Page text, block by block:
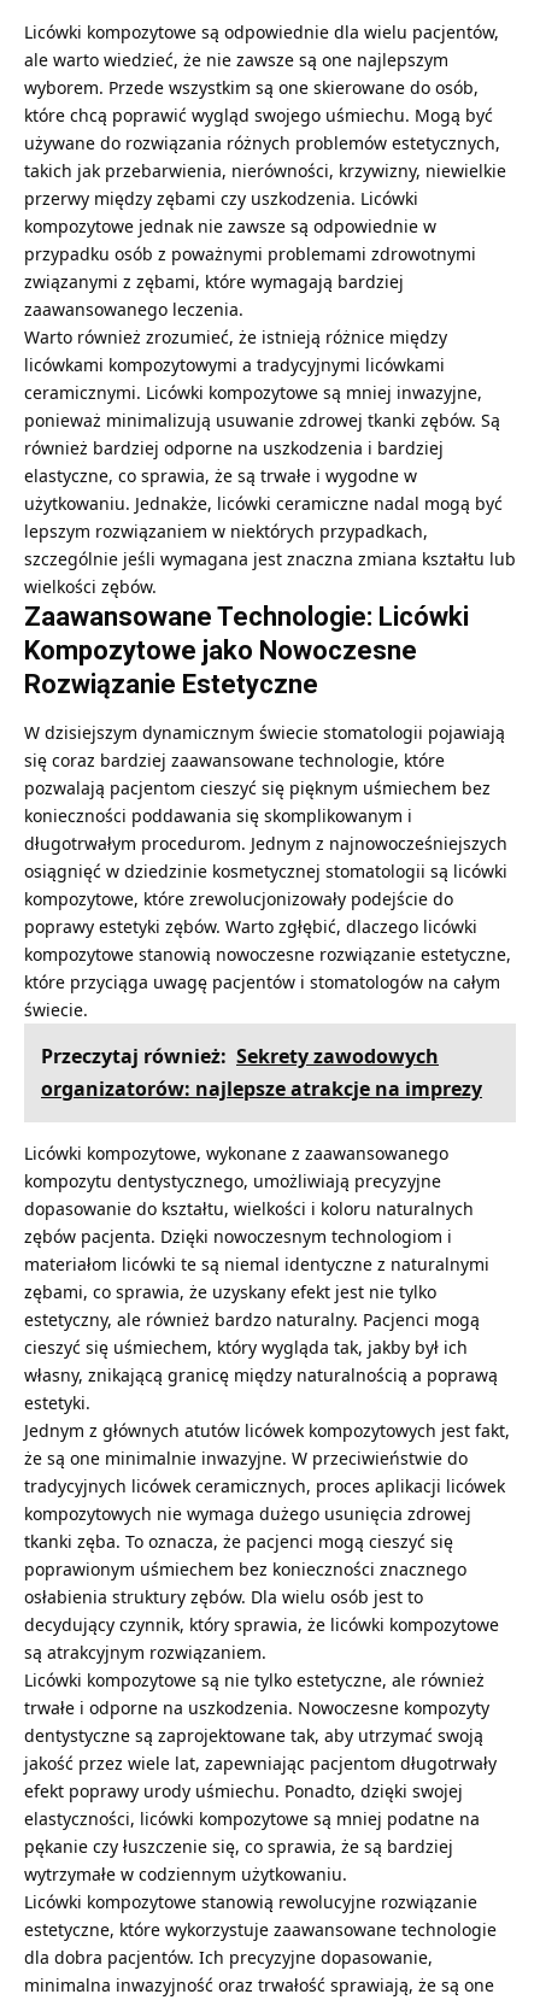
Licówki kompozytowe są odpowiednie dla wielu pacjentów,
ale warto wiedzieć, że nie zawsze są one najlepszym
wyborem. Przede wszystkim są one skierowane do osób,
które chcą poprawić wygląd swojego uśmiechu. Mogą być
używane do rozwiązania różnych problemów estetycznych,
takich jak przebarwienia, nierówności, krzywizny, niewielkie
przerwy między zębami czy uszkodzenia. Licówki
kompozytowe jednak nie zawsze są odpowiednie w
przypadku osób z poważnymi problemami zdrowotnymi
związanymi z zębami, które wymagają bardziej
zaawansowanego leczenia.
Warto również zrozumieć, że istnieją różnice między
licówkami kompozytowymi a tradycyjnymi licówkami
ceramicznymi. Licówki kompozytowe są mniej inwazyjne,
ponieważ minimalizują usuwanie zdrowej tkanki zębów. Są
również bardziej odporne na uszkodzenia i bardziej
elastyczne, co sprawia, że są trwałe i wygodne w
użytkowaniu. Jednakże, licówki ceramiczne nadal mogą być
lepszym rozwiązaniem w niektórych przypadkach,
szczególnie jeśli wymagana jest znaczna zmiana kształtu lub
wielkości zębów.
Zaawansowane Technologie: Licówki
Kompozytowe jako Nowoczesne
Rozwiązanie Estetyczne
W dzisiejszym dynamicznym świecie stomatologii pojawiają
się coraz bardziej zaawansowane technologie, które
pozwalają pacjentom cieszyć się pięknym uśmiechem bez
konieczności poddawania się skomplikowanym i
długotrwałym procedurom. Jednym z najnowocześniejszych
osiągnięć w dziedzinie kosmetycznej stomatologii są licówki
kompozytowe, które zrewolucjonizowały podejście do
poprawy estetyki zębów. Warto zgłębić, dlaczego licówki
kompozytowe stanowią nowoczesne rozwiązanie estetyczne,
które przyciąga uwagę pacjentów i stomatologów na całym
świecie.
Przeczytaj również: Sekrety zawodowych
organizatorów: najlepsze atrakcje na imprezy
Licówki kompozytowe, wykonane z zaawansowanego
kompozytu dentystycznego, umożliwiają precyzyjne
dopasowanie do kształtu, wielkości i koloru naturalnych
zębów pacjenta. Dzięki nowoczesnym technologiom i
materiałom licówki te są niemal identyczne z naturalnymi
zębami, co sprawia, że uzyskany efekt jest nie tylko
estetyczny, ale również bardzo naturalny. Pacjenci mogą
cieszyć się uśmiechem, który wygląda tak, jakby był ich
własny, znikającą granicę między naturalnością a poprawą
estetyki.
Jednym z głównych atutów licówek kompozytowych jest fakt,
że są one minimalnie inwazyjne. W przeciwieństwie do
tradycyjnych licówek ceramicznych, proces aplikacji licówek
kompozytowych nie wymaga dużego usunięcia zdrowej
tkanki zęba. To oznacza, że pacjenci mogą cieszyć się
poprawionym uśmiechem bez konieczności znacznego
osłabienia struktury zębów. Dla wielu osób jest to
decydujący czynnik, który sprawia, że licówki kompozytowe
są atrakcyjnym rozwiązaniem.
Licówki kompozytowe są nie tylko estetyczne, ale również
trwałe i odporne na uszkodzenia. Nowoczesne kompozyty
dentystyczne są zaprojektowane tak, aby utrzymać swoją
jakość przez wiele lat, zapewniając pacjentom długotrwały
efekt poprawy urody uśmiechu. Ponadto, dzięki swojej
elastyczności, licówki kompozytowe są mniej podatne na
pękanie czy łuszczenie się, co sprawia, że są bardziej
wytrzymałe w codziennym użytkowaniu.
Licówki kompozytowe stanowią rewolucyjne rozwiązanie
estetyczne, które wykorzystuje zaawansowane technologie
dla dobra pacjentów. Ich precyzyjne dopasowanie,
minimalna inwazyjność oraz trwałość sprawiają, że są one